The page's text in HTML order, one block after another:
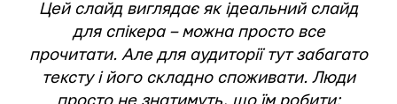
Цей слайд виглядає як ідеальний слайд
для спікера – можна просто все
прочитати. Але для аудиторії тут забагато
тексту і його складно споживати. Люди